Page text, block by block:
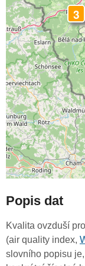
3
Popis dat
Kvalita ovzduší
(air quality index,
slovního popisu